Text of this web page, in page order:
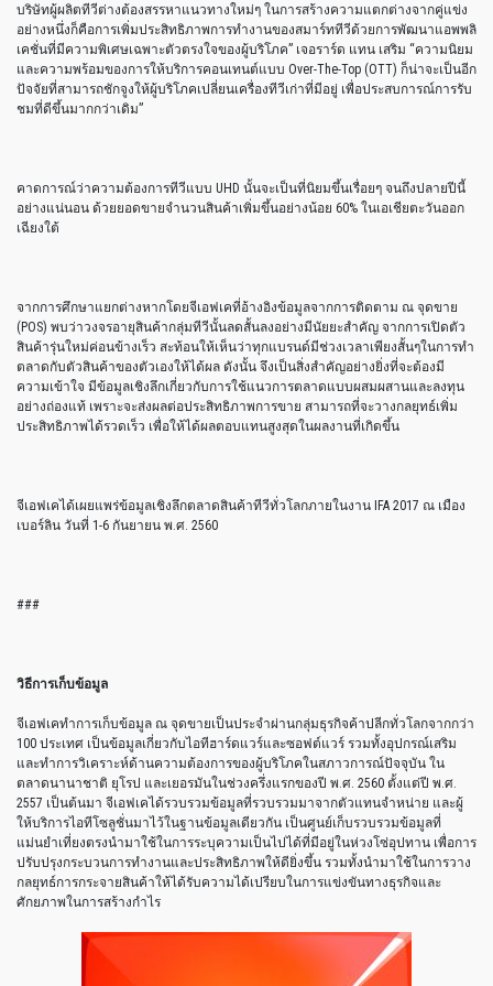
บริษัทผู้ผลิตทีวีต่างต้องสรรหาแนวทางใหม่ๆ ในการสร้างความแตกต่างจากคู่แข่ง
อย่างหนึ่งก็คือการเพิ่มประสิทธิภาพการทำงานของสมาร์ททีวีด้วยการพัฒนาแอพพลิ
เคชั่นที่มีความพิเศษเฉพาะตัวตรงใจของผู้บริโภค” เจอราร์ด แทน เสริม “ความนิยม
และความพร้อมของการให้บริการคอนเทนต์แบบ Over-The-Top (OTT) ก็น่าจะเป็นอีก
ปัจจัยที่สามารถชักจูงให้ผู้บริโภคเปลี่ยนเครื่องทีวีเก่าที่มีอยู่ เพื่อประสบการณ์การรับ
ชมที่ดีขึ้นมากกว่าเดิม”
คาดการณ์ว่าความต้องการทีวีแบบ UHD นั้นจะเป็นที่นิยมขึ้นเรื่อยๆ จนถึงปลายปีนี้
อย่างแน่นอน ด้วยยอดขายจำนวนสินค้าเพิ่มขึ้นอย่างน้อย 60% ในเอเชียตะวันออก
เฉียงใต้
จากการศึกษาแยกต่างหากโดยจีเอฟเคที่อ้างอิงข้อมูลจากการติดตาม ณ จุดขาย
(POS) พบว่าวงจรอายุสินค้ากลุ่มทีวีนั้นลดสั้นลงอย่างมีนัยยะสำคัญ จากการเปิดตัว
สินค้ารุ่นใหม่ค่อนข้างเร็ว สะท้อนให้เห็นว่าทุกแบรนด์มีช่วงเวลาเพียงสั้นๆในการทำ
ตลาดกับตัวสินค้าของตัวเองให้ได้ผล ดังนั้น จึงเป็นสิ่งสำคัญอย่างยิ่งที่จะต้องมี
ความเข้าใจ มีข้อมูลเชิงลึกเกี่ยวกับการใช้แนวการตลาดแบบผสมผสานและลงทุน
อย่างถ่องแท้ เพราะจะส่งผลต่อประสิทธิภาพการขาย สามารถที่จะวางกลยุทธ์เพิ่ม
ประสิทธิภาพได้รวดเร็ว เพื่อให้ได้ผลตอบแทนสูงสุดในผลงานที่เกิดขึ้น
จีเอฟเคได้เผยแพร่ข้อมูลเชิงลึกตลาดสินค้าทีวีทั่วโลกภายในงาน IFA 2017 ณ เมือง
เบอร์ลิน วันที่ 1-6 กันยายน พ.ศ. 2560
###
วิธีการเก็บข้อมูล
จีเอฟเคทำการเก็บข้อมูล ณ จุดขายเป็นประจำผ่านกลุ่มธุรกิจค้าปลีกทั่วโลกจากกว่า
100 ประเทศ เป็นข้อมูลเกี่ยวกับไอทีฮาร์ดแวร์และซอฟต์แวร์ รวมทั้งอุปกรณ์เสริม
และทำการวิเคราะห์ด้านความต้องการของผู้บริโภคในสภาวการณ์ปัจจุบัน ใน
ตลาดนานาชาติ ยุโรป และเยอรมันในช่วงครึ่งแรกของปี พ.ศ. 2560 ตั้งแต่ปี พ.ศ.
2557 เป็นต้นมา จีเอฟเคได้รวบรวมข้อมูลที่รวบรวมมาจากตัวแทนจำหน่าย และผู้
ให้บริการไอทีโซลูชั่นมาไว้ในฐานข้อมูลเดียวกัน เป็นศูนย์เก็บรวบรวมข้อมูลที่
แม่นยำเที่ยงตรงนำมาใช้ในการระบุความเป็นไปได้ที่มีอยู่ในห่วงโซ่อุปทาน เพื่อการ
ปรับปรุงกระบวนการทำงานและประสิทธิภาพให้ดียิ่งขึ้น รวมทั้งนำมาใช้ในการวาง
กลยุทธ์การกระจายสินค้าให้ได้รับความได้เปรียบในการแข่งขันทางธุรกิจและ
ศักยภาพในการสร้างกำไร